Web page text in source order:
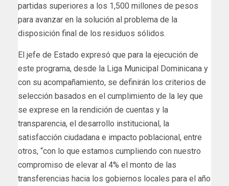
partidas superiores a los 1,500 millones de pesos
para avanzar en la solución al problema de la
disposición final de los residuos sólidos.
El jefe de Estado expresó que para la ejecución de
este programa, desde la Liga Municipal Dominicana y
con su acompañamiento, se definirán los criterios de
selección basados en el cumplimiento de la ley que
se exprese en la rendición de cuentas y la
transparencia, el desarrollo institucional, la
satisfacción ciudadana e impacto poblacional, entre
otros, “con lo que estamos cumpliendo con nuestro
compromiso de elevar al 4% el monto de las
transferencias hacia los gobiernos locales para el año